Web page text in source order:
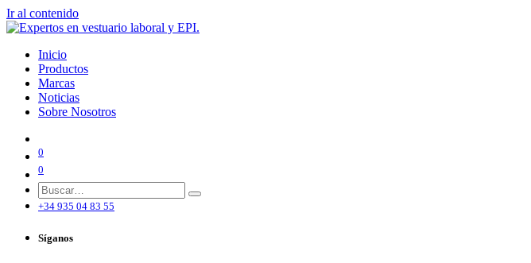
Ir al contenido
Inicio
Productos
Marcas
Noticias
Sobre Nosotros
0
0
+34 935 04 83 55
Síganos